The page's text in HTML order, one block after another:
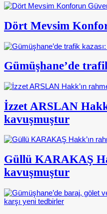
Dört Mevsim
Gümüşhane’de
İzzet ARSLAN
kavuşmuştur
Güllü KARAKAŞ
kavuşmuştur